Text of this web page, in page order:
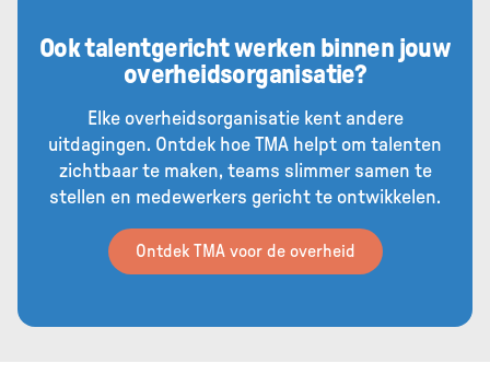
Ook talentgericht werken binnen jouw
overheidsorganisatie?
Elke overheidsorganisatie kent andere
uitdagingen. Ontdek hoe TMA helpt om talenten
zichtbaar te maken, teams slimmer samen te
stellen en medewerkers gericht te ontwikkelen.
Ontdek TMA voor de overheid